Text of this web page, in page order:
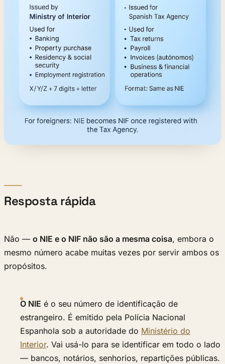
Resposta rápida
Não — o NIE e o NIF não são a mesma coisa, embora o
mesmo número acabe muitas vezes por servir ambos os
propósitos.
O NIE é o seu número de identificação de
estrangeiro. É emitido pela Polícia Nacional
Espanhola sob a autoridade do Ministério do
Interior. Vai usá-lo para se identificar em todo o lado
— bancos, notários, senhorios, repartições públicas.